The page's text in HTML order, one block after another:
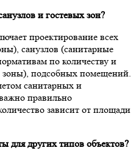
и гостевых зон?
проектирование всех
санузлов (санитарные
по количеству и
зоны), подсобных помещений.
санитарных и
правильно
зависит от площади
для других типов объектов?